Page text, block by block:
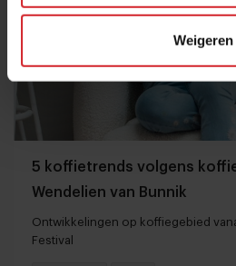
Weigeren
5 koffietrends volgens
Wendelien van Bunnik
Ontwikkelingen op koffiegebied
Festival